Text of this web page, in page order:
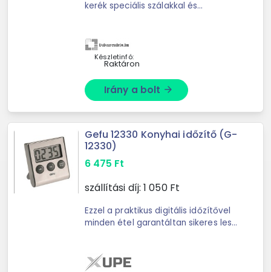
kerék speciális szálakkal és
hőterhelésű ipari, üzemi és ...
Készletinfó:
Raktáron
Irány a bolt arrow_forward
Gefu 12330 Konyhai időzítő (G-
12330)
6 475 Ft
szállítási díj: 1 050Ft
Ezzel a praktikus digitális időzítővel
minden étel garantáltan sikeres lesz.
hátoldalon található ...